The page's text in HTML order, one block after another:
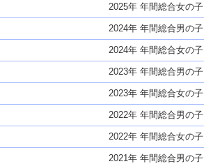
2025年 年間総合女の子
2024年 年間総合男の子
2024年 年間総合女の子
2023年 年間総合男の子
2023年 年間総合女の子
2022年 年間総合男の子
2022年 年間総合女の子
2021年 年間総合男の子